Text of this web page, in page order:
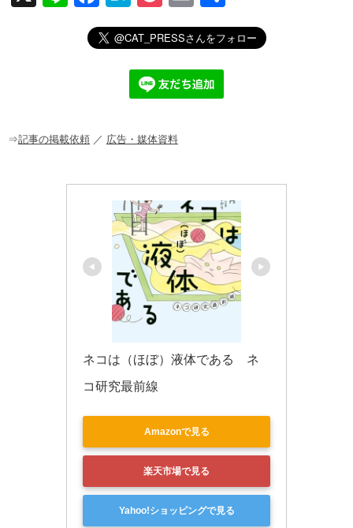
a
c
o
at
e
n
a
o
ck
et
m
ail
有
⇒記事の掲載依頼 ／ 広告・媒体資料
ネコは（ほぼ）液体である　ネ
コ研究最前線
Amazonで見る
楽天市場で見る
Yahoo!ショッピングで見る